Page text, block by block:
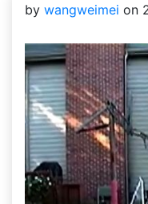
by wangweimei on